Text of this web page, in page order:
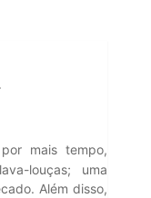
mais tempo,
louças; uma
Além disso,